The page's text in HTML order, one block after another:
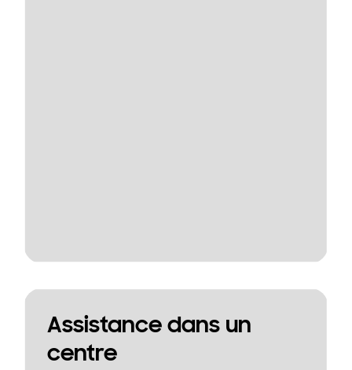
Assistance dans un
centre